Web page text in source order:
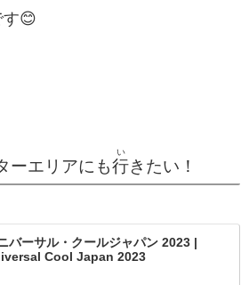
す😊
ーエリアにも行
い
きたい！
バーサル・クールジャパン 2023 |
Cool Japan 2023